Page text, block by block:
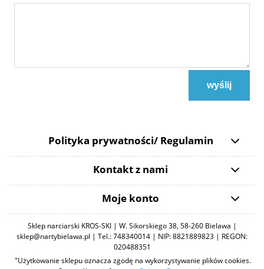
wyślij
Polityka prywatności/ Regulamin
Kontakt z nami
Moje konto
Sklep narciarski KROS-SKI | W. Sikorskiego 38, 58-260 Bielawa |
sklep@nartybielawa.pl | Tel.: 748340014 | NIP: 8821889823 | REGON:
020488351
"Użytkowanie sklepu oznacza zgodę na wykorzystywanie plików cookies.